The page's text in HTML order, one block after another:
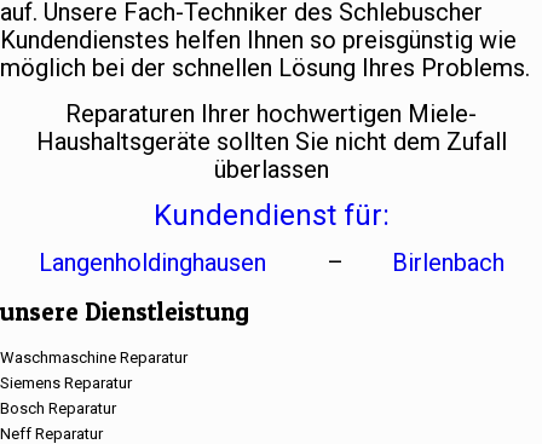
auf. Unsere Fach-Techniker des Schlebuscher
Kundendienstes helfen Ihnen so preisgünstig wie
möglich bei der schnellen Lösung Ihres Problems.
Reparaturen Ihrer hochwertigen Miele-
Haushaltsgeräte sollten Sie nicht dem Zufall
überlassen
Kundendienst für:
Langenholdinghausen – Birlenbach
unsere Dienstleistung
Waschmaschine Reparatur
Siemens Reparatur
Bosch Reparatur
Neff Reparatur